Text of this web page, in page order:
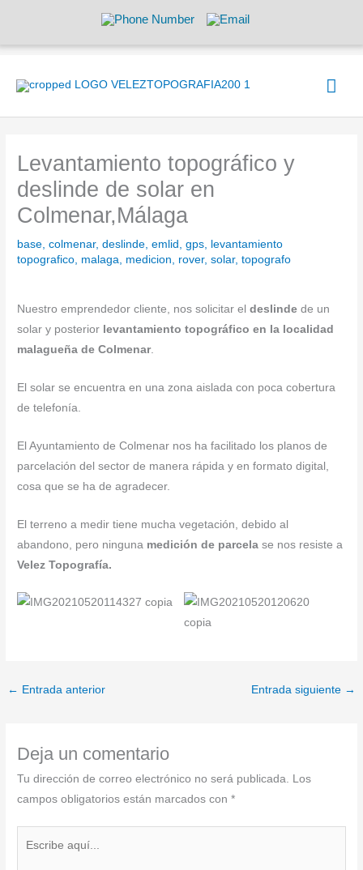
contenido
Levantamiento topográfico y
deslinde de solar en
Colmenar,Málaga
base,colmenar,deslinde,emlid ,gps, levantamiento
topografico, malaga, medicion, rover,solar,topografo
Nuestro emprendedor cliente, nos solicitar el deslinde de un
solar y posterior levantamiento topográfico en la localidad
malagueña de Colmenar.
El solar se encuentra en una zona aislada con poca cobertura
de telefonía.
El Ayuntamiento de Colmenar nos ha facilitado los planos de
parcelación del sector de manera rápida y en formato digital,
cosa que se ha de agradecer.
El terreno a medir tiene mucha vegetación, debido al
abandono, pero ninguna medición de parcela se nos resiste a
Velez Topografía.
← Entrada anterior Entrada siguiente →
Deja un comentario
Tu dirección de correo electrónico no será publicada. Los
campos obligatorios están marcados con*